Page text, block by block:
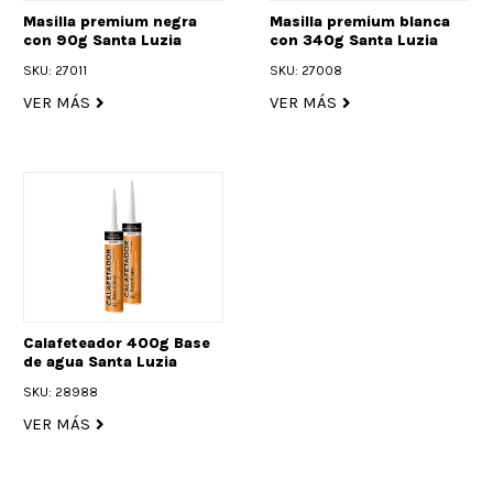
Masilla premium negra
con 90g Santa Luzia
SKU: 27011
VER MÁS
Masilla premium blanca
con 340g Santa Luzia
SKU: 27008
VER MÁS
Calafeteador 400g Base
de agua Santa Luzia
SKU: 28988
VER MÁS